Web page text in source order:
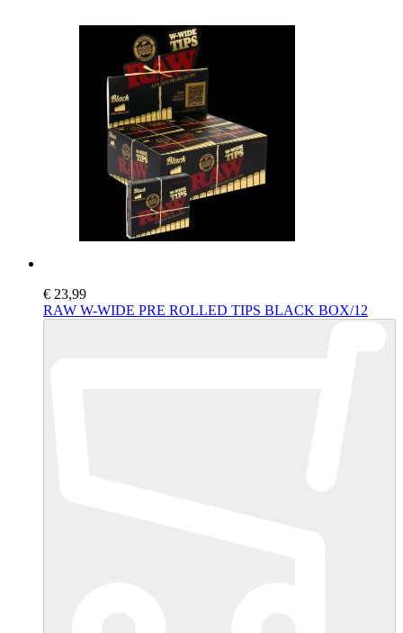
€ 23,99
RAW W-WIDE PRE ROLLED TIPS BLACK BOX/12